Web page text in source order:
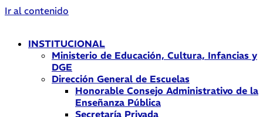
Ir al contenido
INSTITUCIONAL
Ministerio de Educación, Cultura, Infancias y
DGE
Dirección General de Escuelas
Honorable Consejo Administrativo de la
Enseñanza Pública
Secretaría Privada